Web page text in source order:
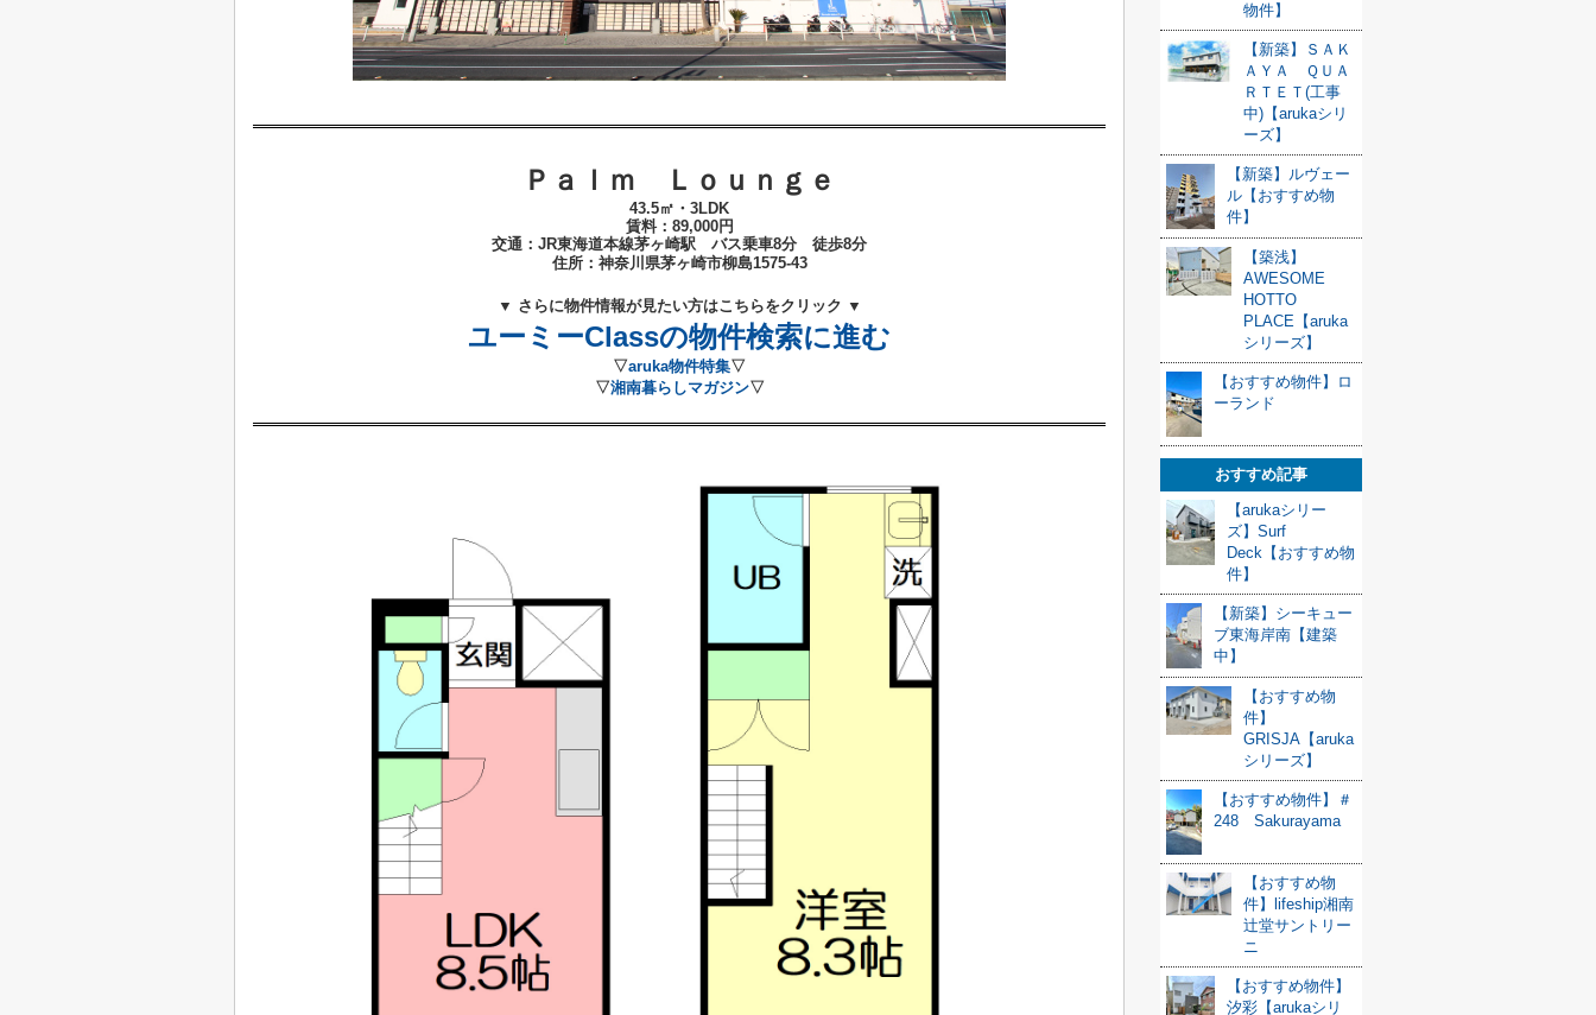
Ｐａｌｍ Ｌｏｕｎｇｅ
43.5㎡・3LDK
賃料：89,000円
交通：JR東海道本線茅ヶ崎駅 バス乗車8分 徒歩8分
住所： 神奈川県茅ヶ崎市柳島1575-43
▼ さらに物件情報が見たい方はこちらをクリック ▼
ユーミーClassの物件検索に進む
▽aruka物件特集▽
▽湘南暮らしマガジン▽
物件】
【新築】ＳＡＫ
ＡＹＡ ＱＵＡ
ＲＴＥＴ(工事
中)【arukaシリ
ーズ】
【新築】ルヴェー
ル【おすすめ物
件】
【築浅】
AWESOME
HOTTO
PLACE【aruka
シリーズ】
【おすすめ物件】ロ
ーランド
おすすめ記事
【arukaシリー
ズ】Surf
Deck【おすすめ物
件】
【新築】シーキュー
ブ東海岸南【建築
中】
【おすすめ物
件】
GRISJA【aruka
シリーズ】
【おすすめ物件】＃
248 Sakurayama
【おすすめ物
件】lifeship湘南
辻堂サントリー
ニ
【おすすめ物件】
汐彩【arukaシリ